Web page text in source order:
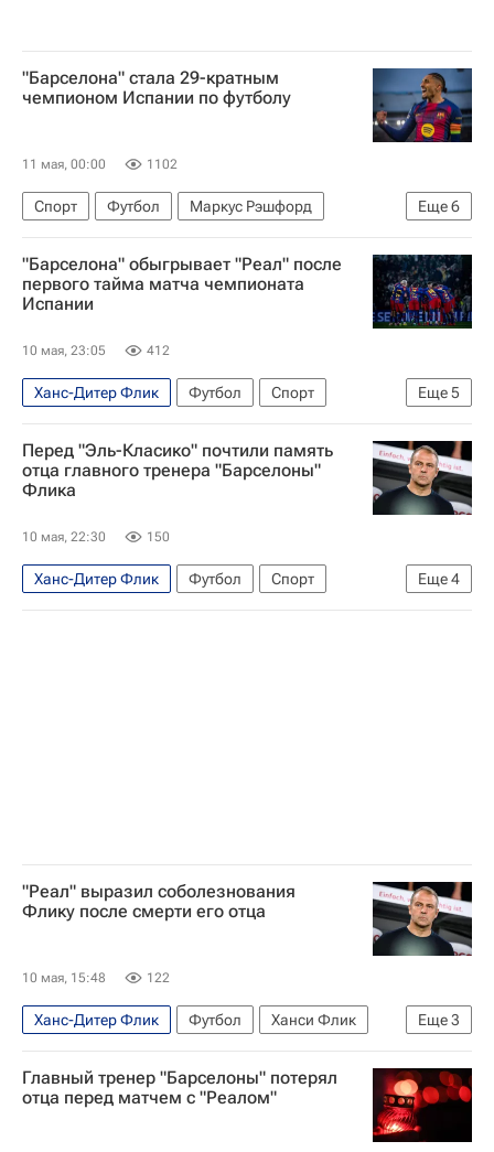
"Барселона" стала 29-кратным
чемпионом Испании по футболу
11 мая, 00:00 1102
Еще6
Спорт Футбол
Маркус Рэшфорд
Рафинья (1987)
Барселона
Реал Мадрид
Ферран Торрес
Хетафе
Чемпионат Испании по футболу
"Барселона" обыгрывает "Реал" после
первого тайма матча чемпионата
Испании
10 мая, 23:05 412
Еще5
Ханс-Дитер Флик Футбол
Спорт
Чемпионат Испании по футболу
Ферран Торрес
Реал Мадрид
Барселона
Маркус Рэшфорд
Перед "Эль-Класико" почтили память
отца главного тренера "Барселоны"
Флика
10 мая, 22:30 150
Еще4
Ханс-Дитер Флик Футбол
Спорт
Испания
Барселона
Реал Мадрид
"Реал" выразил соболезнования
Флику после смерти его отца
10 мая, 15:48 122
Еще3
Ханс-Дитер Флик Футбол
Ханси Флик
Спорт
Реал Мадрид Барселона
Главный тренер "Барселоны" потерял
отца перед матчем с "Реалом"